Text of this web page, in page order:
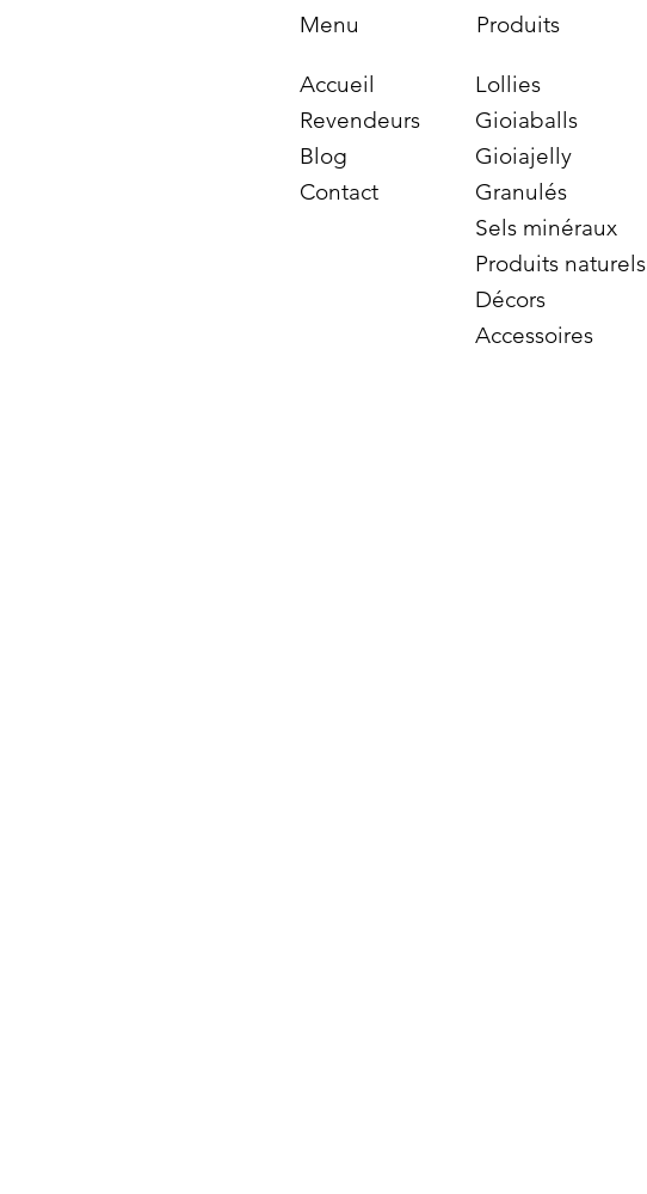
Menu
Accueil
Revendeurs
Blog
Contact
Produits
Lollies
Gioiaballs
Gioiajelly
Granulés
Sels minéraux
Produits naturels
Décors
Accessoires